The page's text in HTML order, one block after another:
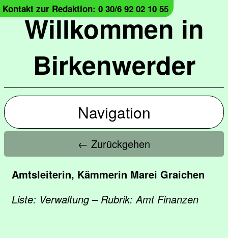
Willkommen in
Birkenwerder
Kontakt zur Redaktion: 0 30/6 92 02 10 55
Navigation
← Zurückgehen
Amtsleiterin, Kämmerin Marei Graichen
Liste: Verwaltung – Rubrik: Amt Finanzen